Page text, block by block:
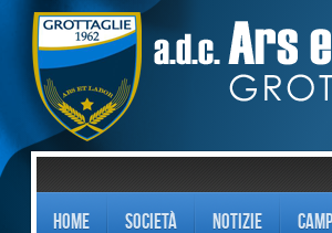
HOME SOCIETÀ NOTIZIE